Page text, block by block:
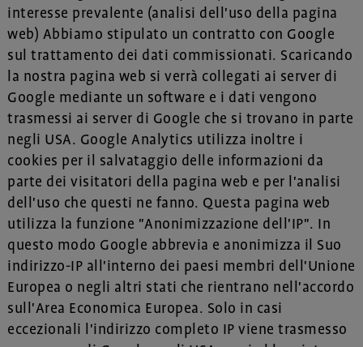
interesse prevalente (analisi dell'uso della pagina
web) Abbiamo stipulato un contratto con Google
sul trattamento dei dati commissionati. Scaricando
la nostra pagina web si verrà collegati ai server di
Google mediante un software e i dati vengono
trasmessi ai server di Google che si trovano in parte
negli USA. Google Analytics utilizza inoltre i
cookies per il salvataggio delle informazioni da
parte dei visitatori della pagina web e per l'analisi
dell'uso che questi ne fanno. Questa pagina web
utilizza la funzione "Anonimizzazione dell'IP". In
questo modo Google abbrevia e anonimizza il Suo
indirizzo-IP all'interno dei paesi membri dell'Unione
Europea o negli altri stati che rientrano nell'accordo
sull'Area Economica Europea. Solo in casi
eccezionali l'indirizzo completo IP viene trasmesso